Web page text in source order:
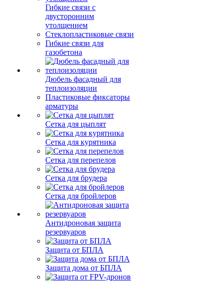
Гибкие связи с
двусторонним
утолщением
Стеклопластиковые связи
Гибкие связи для
газобетона
Дюбель фасадный для
теплоизоляции
Пластиковые фиксаторы
арматуры
Сетка для цыплят
Сетка для курятника
Сетка для перепелов
Сетка для брудера
Сетка для бройлеров
Антидроновая защита
резервуаров
Защита от БПЛА
Защита дома от БПЛА